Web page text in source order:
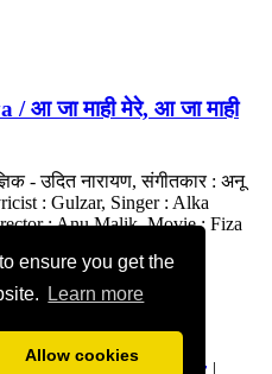
ensure you get the
Learn more
Allow cookies
जा माही मेरे, आ जा माही
- उदित नारायण, संगीतकार : अनू
: Gulzar, Singer : Alka
: Anu Malik, Movie : Fiza
Privacy |